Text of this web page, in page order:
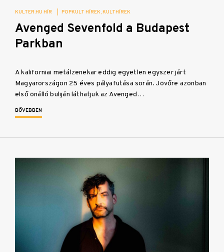
KULTER.HU HÍR POPKULT HÍREK KULTHÍREK
Avenged Sevenfold a Budapest
Parkban
A kaliforniai metálzenekar eddig egyetlen egyszer járt
Magyarországon 25 éves pályafutása során. Jövőre azonban
első önálló buliján láthatjuk az Avenged…
BŐVEBBEN